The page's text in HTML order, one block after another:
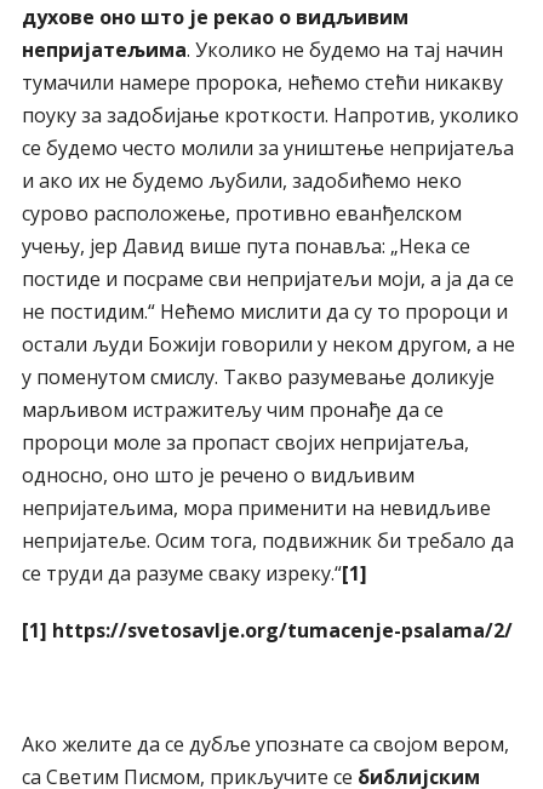
духове оно што је рекао о видљивим
непријатељима. Уколико не будемо на тај начин
тумачили намере пророка, нећемо стећи никакву
поуку за задобијање кроткости. Напротив, уколико
се будемо често молили за уништење непријатеља
и ако их не будемо љубили, задобићемо неко
сурово расположење, противно еванђелском
учењу, јер Давид више пута понавља: „Нека се
постиде и посраме сви непријатељи моји, а ја да се
не постидим.“ Нећемо мислити да су то пророци и
остали људи Божији говорили у неком другом, а не
у поменутом смислу. Такво разумевање доликује
марљивом истражитељу чим пронађе да се
пророци моле за пропаст својих непријатеља,
односно, оно што је речено о видљивим
непријатељима, мора применити на невидљиве
непријатеље. Осим тога, подвижник би требало да
се труди да разуме сваку изреку.“[1]
[1] https://svetosavlje.org/tumacenje-psalama/2/
Ако желите да се дубље упознате са својом вером,
са Светим Писмом, прикључите се библијским